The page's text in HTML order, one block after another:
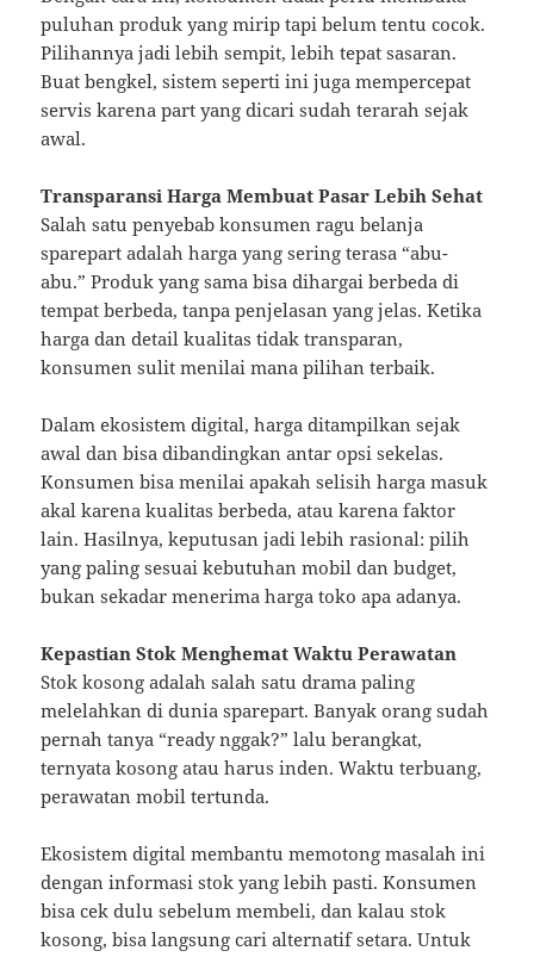
puluhan produk yang mirip tapi belum tentu cocok.
Pilihannya jadi lebih sempit, lebih tepat sasaran.
Buat bengkel, sistem seperti ini juga mempercepat
servis karena part yang dicari sudah terarah sejak
awal.
Transparansi Harga Membuat Pasar Lebih Sehat
Salah satu penyebab konsumen ragu belanja
sparepart adalah harga yang sering terasa “abu-
abu.” Produk yang sama bisa dihargai berbeda di
tempat berbeda, tanpa penjelasan yang jelas. Ketika
harga dan detail kualitas tidak transparan,
konsumen sulit menilai mana pilihan terbaik.
Dalam ekosistem digital, harga ditampilkan sejak
awal dan bisa dibandingkan antar opsi sekelas.
Konsumen bisa menilai apakah selisih harga masuk
akal karena kualitas berbeda, atau karena faktor
lain. Hasilnya, keputusan jadi lebih rasional: pilih
yang paling sesuai kebutuhan mobil dan budget,
bukan sekadar menerima harga toko apa adanya.
Kepastian Stok Menghemat Waktu Perawatan
Stok kosong adalah salah satu drama paling
melelahkan di dunia sparepart. Banyak orang sudah
pernah tanya “ready nggak?” lalu berangkat,
ternyata kosong atau harus inden. Waktu terbuang,
perawatan mobil tertunda.
Ekosistem digital membantu memotong masalah ini
dengan informasi stok yang lebih pasti. Konsumen
bisa cek dulu sebelum membeli, dan kalau stok
kosong, bisa langsung cari alternatif setara. Untuk